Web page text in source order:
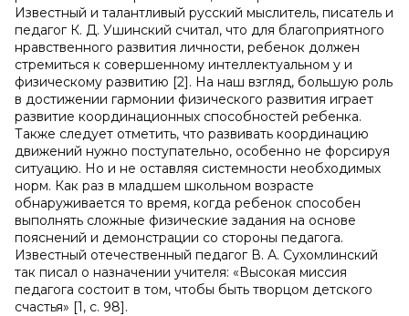
Известный и талантливый русский мыслитель, писатель и
педагог К. Д. Ушинский считал, что для благоприятного
нравственного развития личности, ребенок должен
стремиться к совершенному интеллектуальном у и
физическому развитию [2]. На наш взгляд, большую роль
в достижении гармонии физического развития играет
развитие координационных способностей ребенка.
Также следует отметить, что развивать координацию
движений нужно поступательно, особенно не форсируя
ситуацию. Но и не оставляя системности необходимых
норм. Как раз в младшем школьном возрасте
обнаруживается то время, когда ребенок способен
выполнять сложные физические задания на основе
пояснений и демонстрации со стороны педагога.
Известный отечественный педагог В. А. Сухомлинский
так писал о назначении учителя: «Высокая миссия
педагога состоит в том, чтобы быть творцом детского
счастья» [1, c. 98].